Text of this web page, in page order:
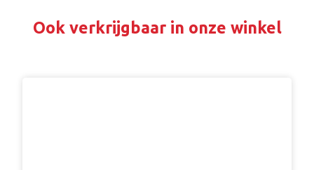
Ook verkrijgbaar in onze winkel